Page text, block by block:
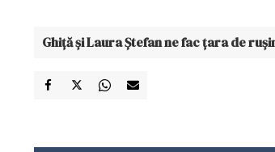
Ghiță și Laura Ștefan ne fac țara de